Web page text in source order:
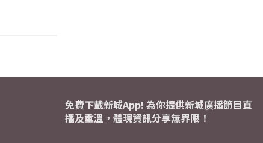
免費下載新城App! 為你提供新城廣播節目直
播及重溫，體現資訊分享無界限！